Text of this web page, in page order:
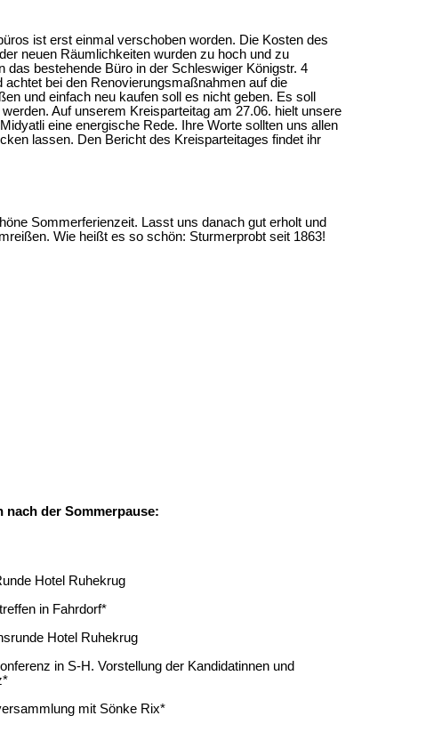
ist erst einmal verschoben worden. Die Kosten des
neuen Räumlichkeiten wurden zu hoch und zu
das bestehende Büro in der Schleswiger Königstr. 4
bei den Renovierungsmaßnahmen auf die
und einfach neu kaufen soll es nicht geben. Es soll
Auf unserem Kreisparteitag am 27.06. hielt unsere
eine energische Rede. Ihre Worte sollten uns allen
lassen. Den Bericht des Kreisparteitages findet ihr
Sommerferienzeit. Lasst uns danach gut erholt und
Wie heißt es so schön: Sturmerprobt seit 1863!
nach der Sommerpause:
Hotel Ruhekrug
in Fahrdorf*
Hotel Ruhekrug
in S-H. Vorstellung der Kandidatinnen und
mit Sönke Rix*